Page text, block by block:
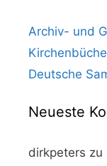
Archiv- und
Deutsche
Neueste
dirkpeters zu